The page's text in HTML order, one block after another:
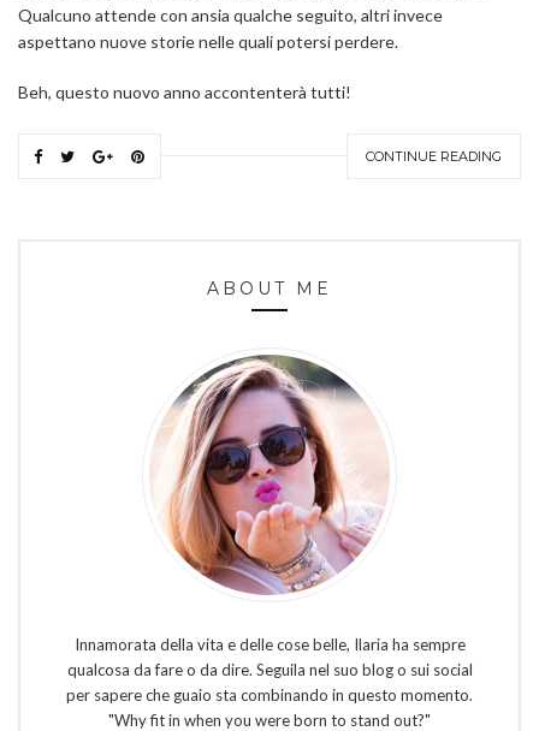
Qualcuno attende con ansia qualche seguito, altri invece
aspettano nuove storie nelle quali potersi perdere.
Beh, questo nuovo anno accontenterà tutti!
CONTINUE READING
ABOUT ME
Innamorata della vita e delle cose belle, Ilaria ha sempre
qualcosa da fare o da dire. Seguila nel suo blog o sui social
per sapere che guaio sta combinando in questo momento.
"Why fit in when you were born to stand out?"